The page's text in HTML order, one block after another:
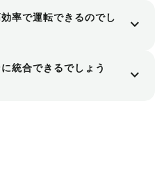
置したシステムを構成
ックフィルムやPETフレ
に特別に設計・最適化さ
材やご要望について
お問い合わせいただく
率で運転できるのでし
expand_more
クロン排気口、ダクト
してください。これらの
統合できるでしょう
expand_more